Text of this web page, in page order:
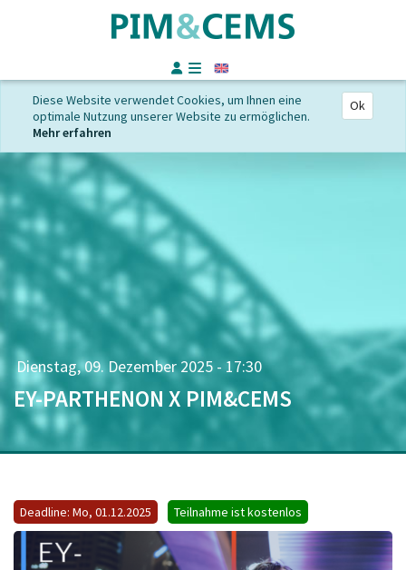
Diese Website verwendet Cookies, um Ihnen eine
optimale Nutzung unserer Website zu ermöglichen.
Mehr erfahren
Ok
Dienstag, 09. Dezember 2025 - 17:30
EY-PARTHENON X PIM&CEMS
Deadline: Mo, 01.12.2025 Teilnahme ist kostenlos